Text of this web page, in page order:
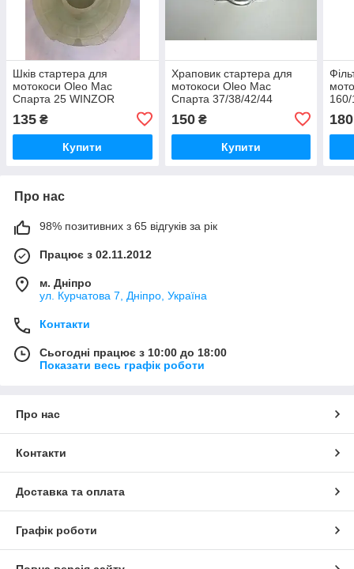
Шків стартера для
мотокоси Oleo Mac
Спарта 25 WINZOR
135 ₴
Купити
Храповик стартера для
мотокоси Oleo Mac
Спарта 37/38/42/44
150₴
Купити
180
Про нас
98% позитивних з 65 відгуків за рік
Працює з 02.11.2012
м. Дніпро
ул. Курчатова 7, Дніпро, Україна
Контакти
Сьогодні працює з 10:00 до 18:00
Показати весь графік роботи
Про нас
Контакти
Доставка та оплата
Графік роботи